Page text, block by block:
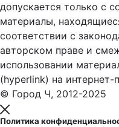
допускается только с
материалы,
соответствии с
авторском праве и
использовании
(hyperlink) на интернет-
© Город Ч, 2012-2025
Политика